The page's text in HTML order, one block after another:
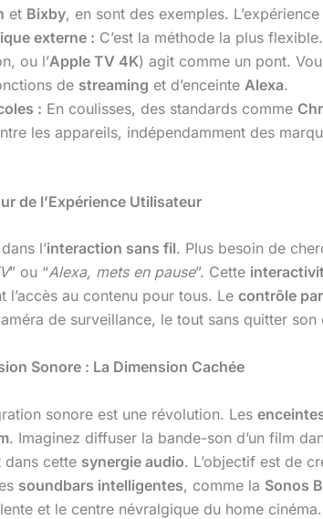
et Bixby, en sont des exemples.
externe : C’est la méthode la plus
ou l’Apple TV 4K) agit comme un pont.
de streaming et d’enceinte Alexa.
: En coulisses, des standards comme
les appareils, indépendamment des
de l’Expérience Utilisateur
l’interaction sans fil. Plus besoin de
” ou “Alexa, mets en pause”. Cette
l’accès au contenu pour tous. Le contrôle
de surveillance, le tout sans quitter son
Sonore : La Dimension Cachée
sonore est une révolution. Les
. Imaginez diffuser la bande-son d’un film
dans cette synergie audio. L’objectif est de
soundbars intelligentes, comme la Sonos
et le centre névralgique du home cinéma.